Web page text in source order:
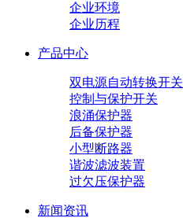
企业环境
企业历程
产品中心
双电源自动转换开关
控制与保护开关
浪涌保护器
后备保护器
小型断路器
谐波滤波装置
过欠压保护器
新闻资讯